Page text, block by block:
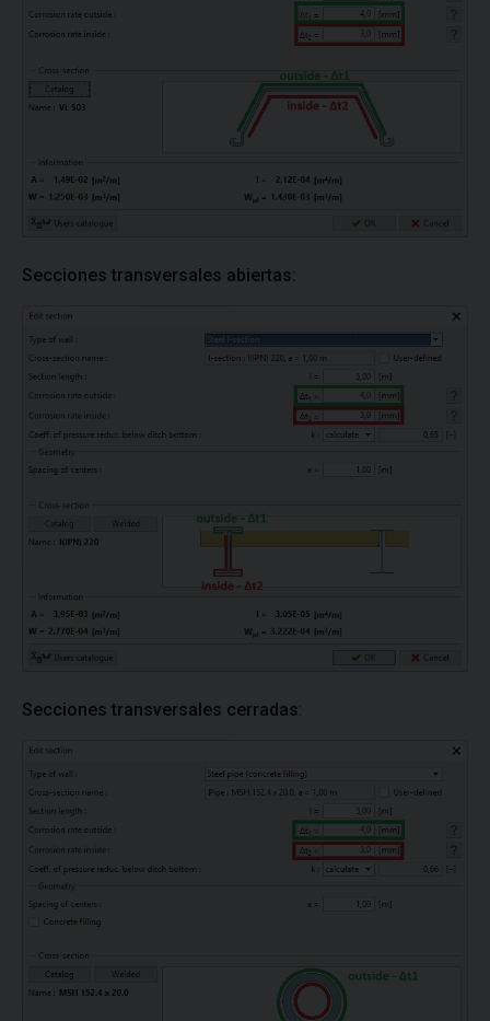
Secciones transversales abiertas:
Secciones transversales cerradas